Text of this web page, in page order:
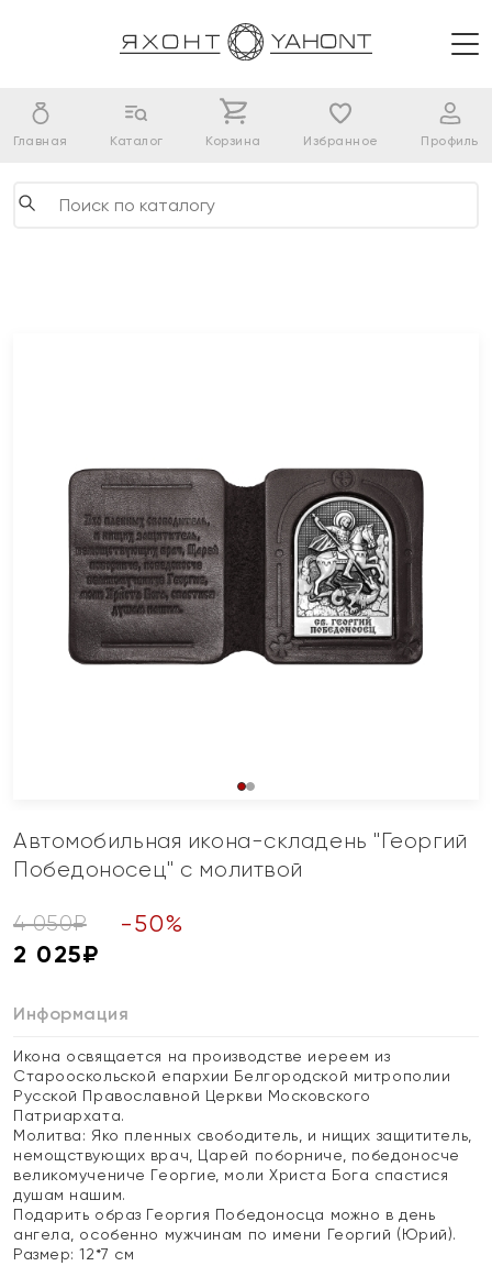
Главная Каталог Корзина Избранное Профиль
Автомобильная икона-складень "Георгий
Победоносец" с молитвой
4 050₽ -50%
2 025₽
Информация
Икона освящается на производстве иереем из
Старооскольской епархии Белгородской митрополии
Русской Православной Церкви Московского
Патриархата.
Молитва: Яко пленных свободитель, и нищих защититель,
немощствующих врач, Царей поборниче, победоносче
великомучениче Георгие, моли Христа Бога спастися
душам нашим.
Подарить образ Георгия Победоносца можно в день
ангела, особенно мужчинам по имени Георгий (Юрий).
Размер: 12*7 см